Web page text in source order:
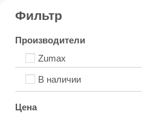
Фильтр
Производители
Zumax
В наличии
Цена